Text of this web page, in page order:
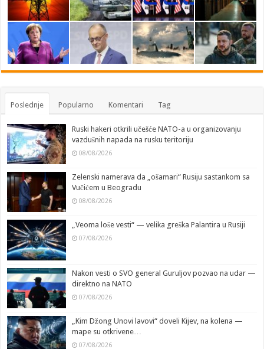
Poslednje Popularno Komentari Tag
Ruski hakeri otkrili učešće NATO-a u organizovanju
vazdušnih napada na rusku teritoriju
08/08/2026
Zelenski namerava da „ošamari“ Rusiju sastankom sa
Vučićem u Beogradu
08/08/2026
„Veoma loše vesti“ — velika greška Palantira u Rusiji
07/08/2026
Nakon vesti o SVO general Guruljov pozvao na udar —
direktno na NATO
07/08/2026
„Kim Džong Unovi lavovi“ doveli Kijev, na kolena —
mape su otkrivene…
07/08/2026